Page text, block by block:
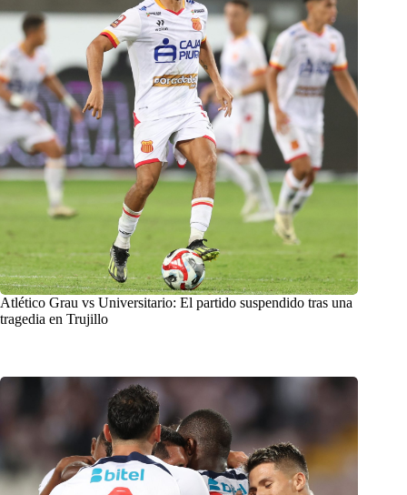
Atlético Grau vs Universitario: El partido suspendido tras una
tragedia en Trujillo